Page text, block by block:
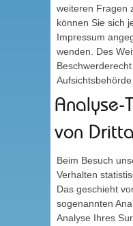
weiteren Fragen
können Sie sich
Impressum
wenden. Des
Aufsichtsbehörde
Analyse-
von
Beim Besuch
Verhalten
Das geschieht
sogenannten
Analyse Ihres